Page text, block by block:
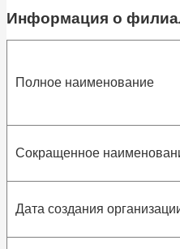
Информация о
Полное наименование
Сокращенное
Дата создания